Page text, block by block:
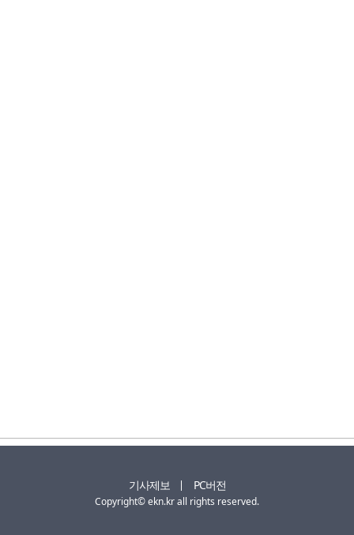
기사제보 PC버전
Copyright© ekn.kr all rights reserved.